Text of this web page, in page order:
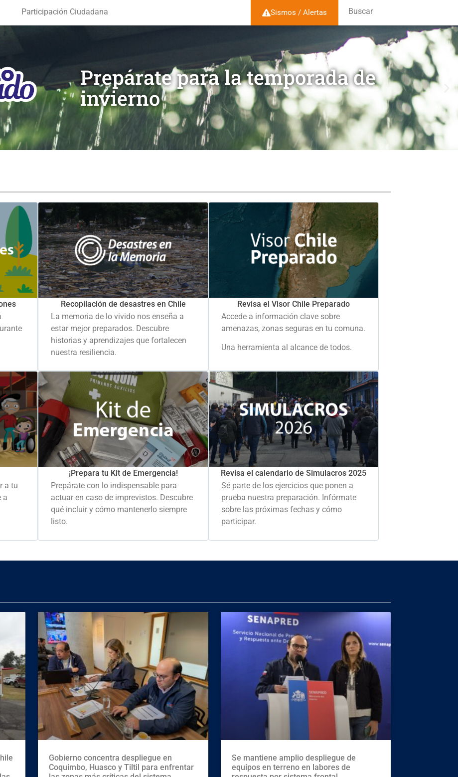
Participación Ciudadana Sismos / Alertas Buscar
Prepárate para la temporada de
invierno
Recopilación de desastres en Chile
La memoria de lo vivido nos enseña a
estar mejor preparados. Descubre
historias y aprendizajes que fortalecen
nuestra resiliencia.
Revisa el Visor Chile Preparado
Accede a información clave sobre
amenazas, zonas seguras en tu comuna.
Una herramienta al alcance de todos.
a tu
a
¡Prepara tu Kit de Emergencia!
Prepárate con lo indispensable para
actuar en caso de imprevistos. Descubre
qué incluir y cómo mantenerlo siempre
listo.
Revisa el calendario de Simulacros 2025
Sé parte de los ejercicios que ponen a
prueba nuestra preparación. Infórmate
sobre las próximas fechas y cómo
participar.
Gobierno concentra despliegue en
Coquimbo, Huasco y Tiltil para enfrentar
Se mantiene amplio despliegue de
equipos en terreno en labores de